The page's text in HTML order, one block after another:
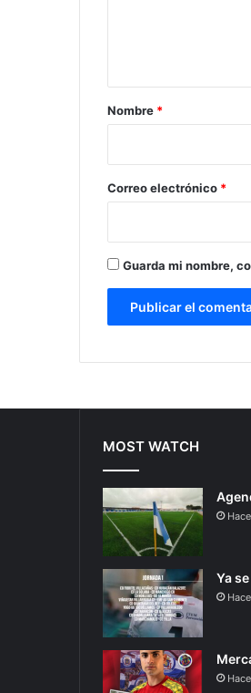
r
*
Nombre *
Correo electrónico *
Guarda mi nombre,
MOST WATCH
Ya